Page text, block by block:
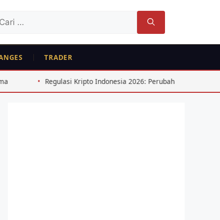
TRADER
Kripto Indonesia 2026: Perubahan Penting untuk Trader